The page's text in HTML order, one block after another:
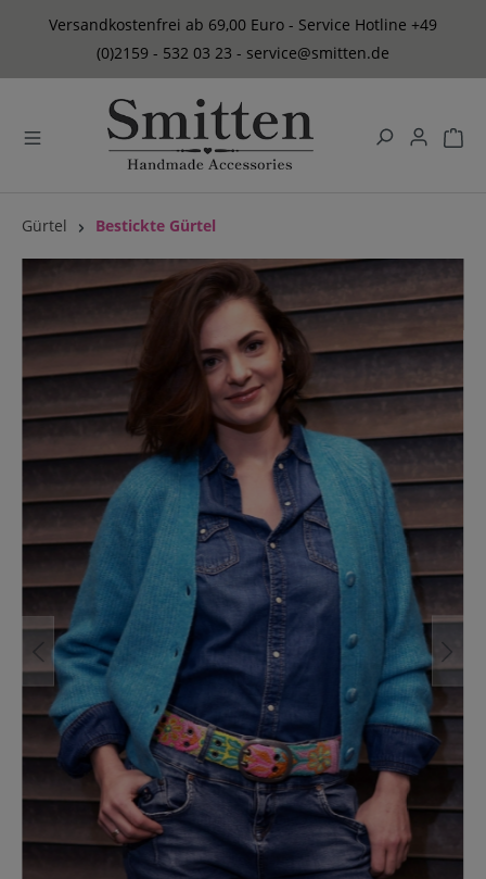
springen
Versandkostenfrei ab 69,00 Euro - Service Hotline +49
(0)2159 - 532 03 23 - service@smitten.de
Gürtel Bestickte Gürtel
Bildergalerie überspringen